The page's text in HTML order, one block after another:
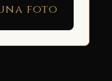
foto